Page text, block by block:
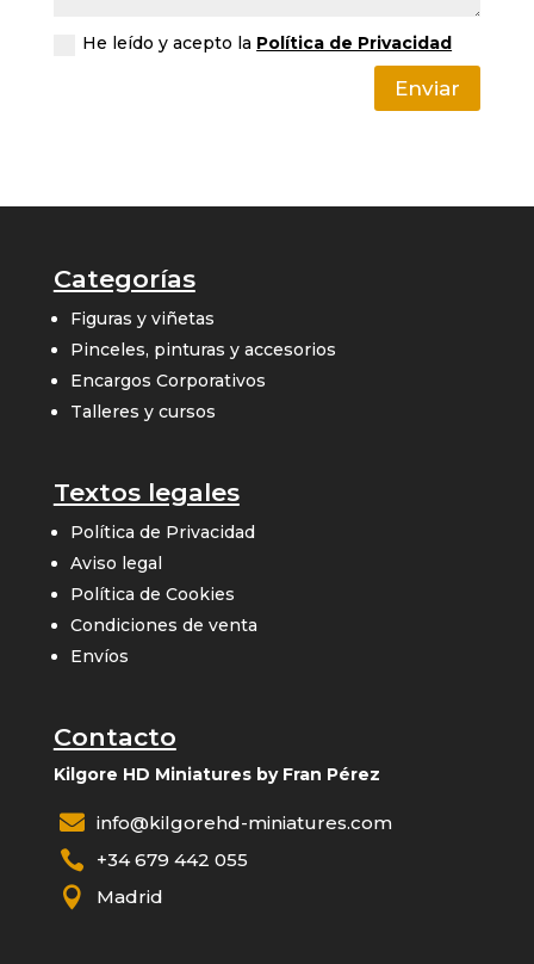
He leído y acepto la Política de Privacidad
Enviar
Categorías
Figuras y viñetas
Pinceles, pinturas y accesorios
Encargos Corporativos
Talleres y cursos
Textos legales
Política de Privacidad
Aviso legal
Política de Cookies
Condiciones de venta
Envíos
Contacto
Kilgore HD Miniatures by Fran Pérez
 info@kilgorehd-miniatures.com
 +34 679 442 055
 Madrid